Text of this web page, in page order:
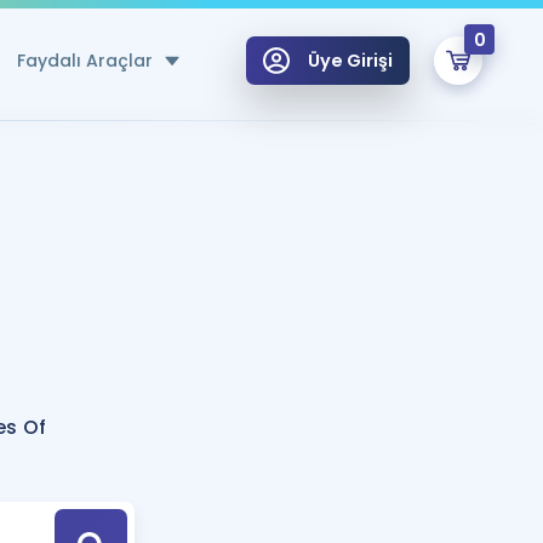
Faydalı Araçlar
Hesaplama Aracı
için Öneriler
Tek Takvimde
Üye Girişi
0
Hoca ile seni sınava hazırlayacak onlarca eğitim seni bekliyor!
Of